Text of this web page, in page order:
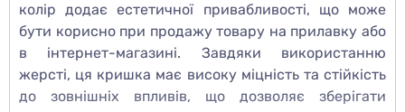
колір додає естетичної привабливості, що може
бути корисно при продажу товару на прилавку або
в інтернет-магазині. Завдяки використанню
жерсті, ця кришка має високу міцність та стійкість
до зовнішніх впливів, що дозволяє зберігати